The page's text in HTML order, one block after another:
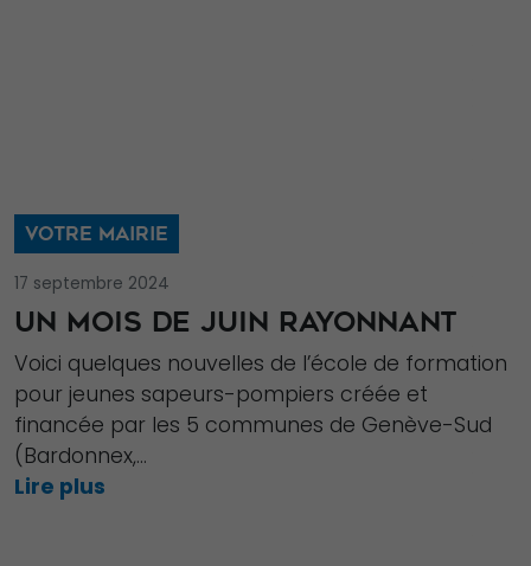
VOTRE MAIRIE
17 septembre 2024
UN MOIS DE JUIN RAYONNANT
Voici quelques nouvelles de l’école de formation
pour jeunes sapeurs-pompiers créée et
financée par les 5 communes de Genève-Sud
(Bardonnex,...
Lire plus